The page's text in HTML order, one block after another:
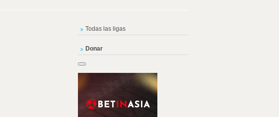
Todas las ligas
Donar